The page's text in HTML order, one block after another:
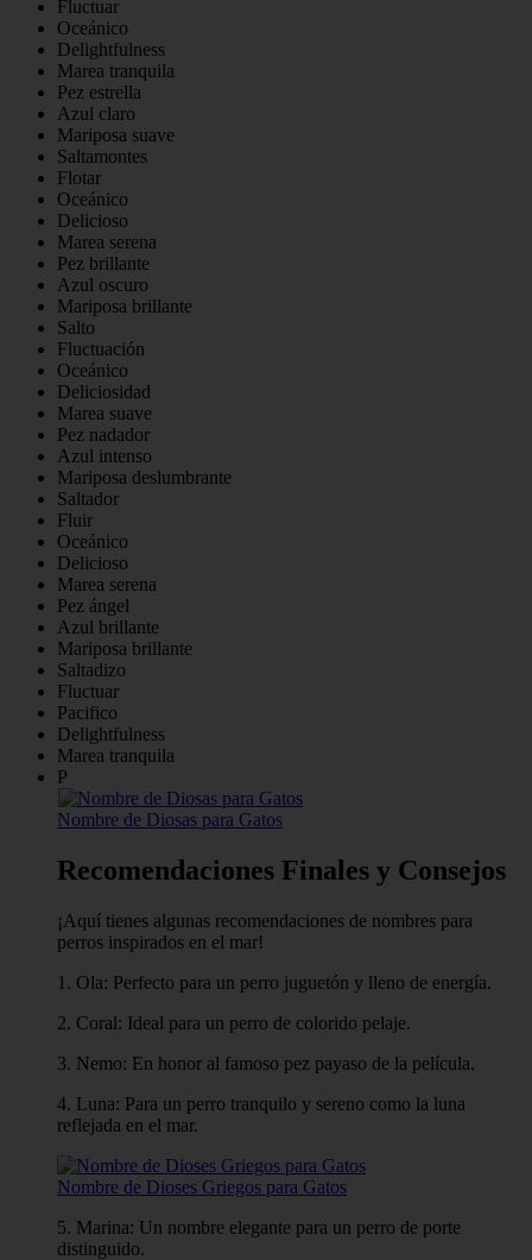
Fluctuar
Oceánico
Delightfulness
Marea tranquila
Pez estrella
Azul claro
Mariposa suave
Saltamontes
Flotar
Oceánico
Delicioso
Marea serena
Pez brillante
Azul oscuro
Mariposa brillante
Salto
Fluctuación
Oceánico
Deliciosidad
Marea suave
Pez nadador
Azul intenso
Mariposa deslumbrante
Saltador
Fluir
Oceánico
Delicioso
Marea serena
Pez ángel
Azul brillante
Mariposa brillante
Saltadizo
Fluctuar
Pacifico
Delightfulness
Marea tranquila
P
Nombre de Diosas para Gatos
Recomendaciones Finales y Consejos
¡Aquí tienes algunas recomendaciones de nombres para
perros inspirados en el mar!
1. Ola: Perfecto para un perro juguetón y lleno de energía.
2. Coral: Ideal para un perro de colorido pelaje.
3. Nemo: En honor al famoso pez payaso de la película.
4. Luna: Para un perro tranquilo y sereno como la luna
reflejada en el mar.
Nombre de Dioses Griegos para Gatos
5. Marina: Un nombre elegante para un perro de porte
distinguido.